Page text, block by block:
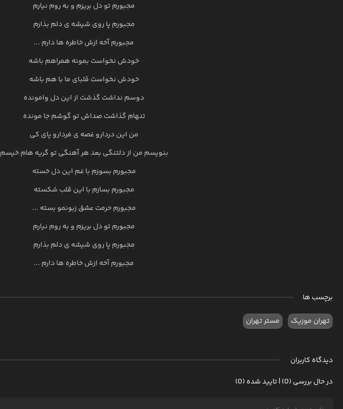
مجبورم تو دل بریزم و به روم نیارم
مجبورم پا روی شیشه ی دلم بذارم
مجبورم آخه ازش خاطره ها دارم ...
خودش نخواست بمونه همراهم باشه
خودش نخواست قلبای ما با هم باشه
دوسم نداشت گذشت از این دل وامونده
تنهام گذاشت صداش تو گوشم جا مونده
من این دردارو غصه ی فردارو پای کی
بنویسم من از دلتنگی بعد هر آهنگی تو گریه هام خیسم
مجبورم بسوزم با غم این دل خسته
مجبورم بسازم با این قلب شکسته
مجبورم حرمت عشق زبونمو بسته ...
مجبورم تو دل بریزم و به روم نیارم
مجبورم پا روی شیشه ی دلم بذارم
مجبورم آخه ازش خاطره ها دارم ...
برچسب ها
تهران موزیک مستر تهران
دیدگاه کاربران
در حال بررسی (0) | تایید شده (0)